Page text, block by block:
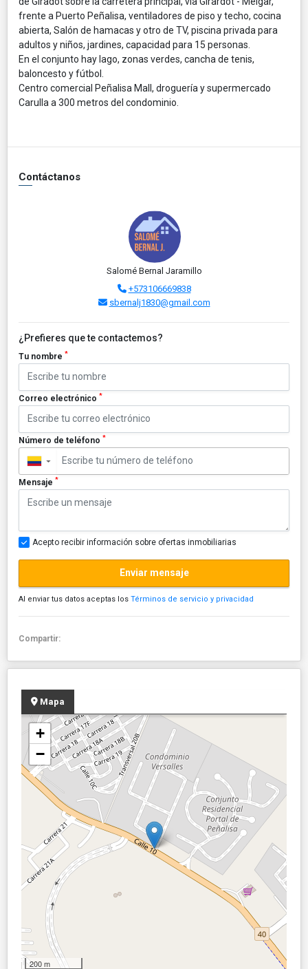
frente a Puerto Peñalisa, ventiladores de piso y techo, cocina
abierta, Salón de hamacas y otro de TV, piscina privada para
adultos y niños, jardines, capacidad para 15 personas.
En el conjunto hay lago, zonas verdes, cancha de tenis,
baloncesto y fútbol.
Centro comercial Peñalisa Mall, droguería y supermercado
Carulla a 300 metros del condominio.
Contáctanos
Salomé Bernal Jaramillo
+573106669838
sbernalj1830@gmail.com
¿Prefieres que te contactemos?
Tu nombre *
Correo electrónico *
Número de teléfono *
▼
Mensaje *
Acepto recibir información sobre ofertas inmobiliarias
Enviar mensaje
Al enviar tus datos aceptas los Términos de servicio y privacidad
Compartir:
Mapa
+
−
200 m